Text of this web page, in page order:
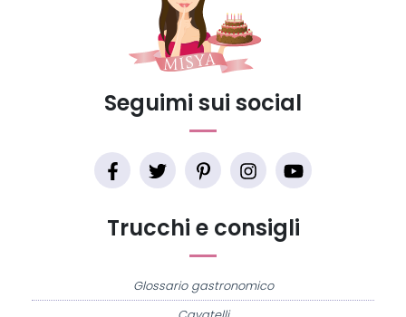
Trucchi e consigli
Glossario gastronomico
Seguimi sui social